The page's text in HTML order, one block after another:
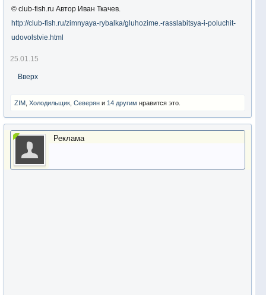
© club-fish.ru Автор Иван Ткачев.
http://club-fish.ru/zimnyaya-rybalka/gluhozime.-rasslabitsya-i-poluchit-
udovolstvie.html
25.01.15
Вверх
ZIM Холодильщик Северян и 14 другим нравится это.
Реклама